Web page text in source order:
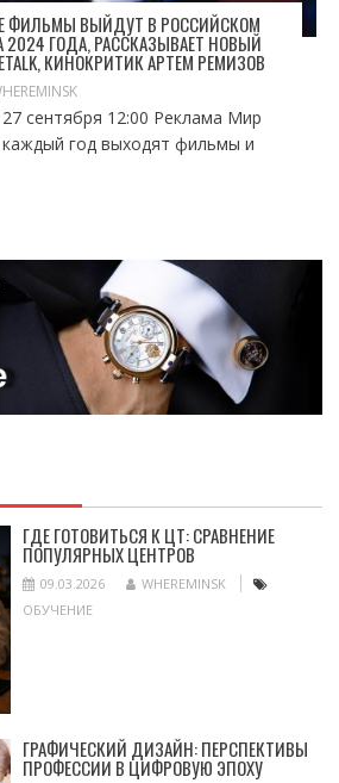
ФИЛЬМЫ ВЫЙДУТ В РОССИЙСКОМ
ГОДА, РАССКАЗЫВАЕТ НОВЫЙ
КИНОКРИТИК АРТЕМ РЕМИЗОВ
сентября 12:00 Реклама Мир
год выходят фильмы и
ГДЕ ГОТОВИТЬСЯ К ЦТ: СРАВНЕНИЕ
ПОПУЛЯРНЫХ ЦЕНТРОВ
09.03.2026
WHEREMINSK
ОБУЧЕНИЕ
ГРАФИЧЕСКИЙ ДИЗАЙН: ПЕРСПЕКТИВЫ
ПРОФЕССИИ В ЦИФРОВУЮ ЭПОХУ